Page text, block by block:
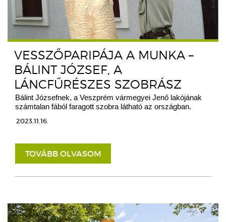
VESSZŐPARIPÁJA A MUNKA –
BÁLINT JÓZSEF, A
LÁNCFŰRÉSZES SZOBRÁSZ
Bálint Józsefnek, a Veszprém vármegyei Jenő lakójának
számtalan fából faragott szobra látható az országban.
2023.11.16.
TOVÁBB OLVASOM